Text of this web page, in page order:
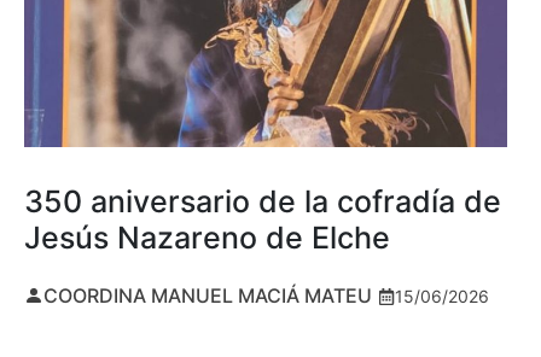
350 aniversario de la cofradía de
Jesús Nazareno de Elche
COORDINA MANUEL MACIÁ MATEU 15/06/2026